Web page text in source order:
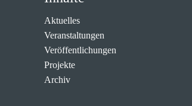
Aktuelles
Veranstaltungen
Veröffentlichungen
Projekte
Archiv